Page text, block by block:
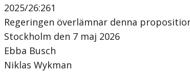
2025/26:261
Regeringen överlämnar denna
Stockholm den 7 maj 2026
Ebba Busch
Niklas Wykman